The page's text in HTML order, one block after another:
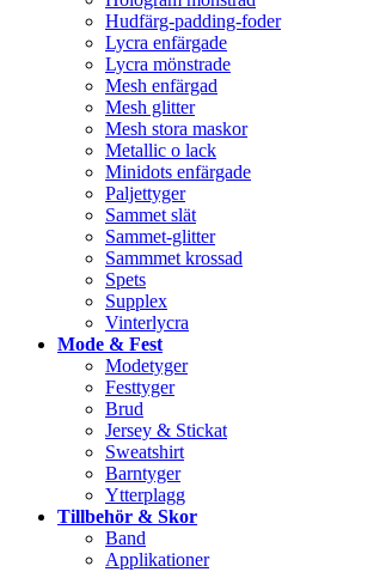
Hudfärg-padding-foder
Lycra enfärgade
Lycra mönstrade
Mesh enfärgad
Mesh glitter
Mesh stora maskor
Metallic o lack
Minidots enfärgade
Paljettyger
Sammet slät
Sammet-glitter
Sammmet krossad
Spets
Supplex
Vinterlycra
Mode & Fest
Modetyger
Festtyger
Brud
Jersey & Stickat
Sweatshirt
Barntyger
Ytterplagg
Tillbehör & Skor
Band
Applikationer